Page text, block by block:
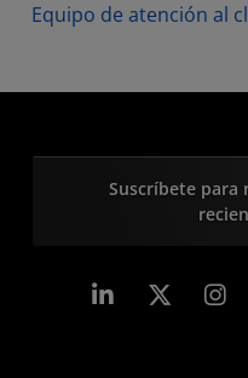
Equipo de atención al
Suscríbete para
LinkedIn